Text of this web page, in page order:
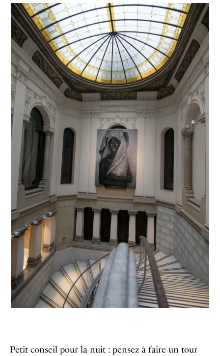
Petit conseil pour la nuit : pensez à faire un tour